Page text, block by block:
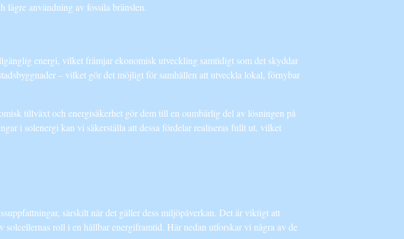
lägre användning av fossila bränslen.
energi, vilket främjar ekonomisk utveckling samtidigt som det skyddar
– vilket gör det möjligt för samhällen att utveckla lokal, förnybar
tillväxt och energisäkerhet gör dem till en oumbärlig del av lösningen på
i solenergi kan vi säkerställa att dessa fördelar realiseras fullt ut, vilket
särskilt när det gäller dess miljöpåverkan. Det är viktigt att
roll i en hållbar energiframtid. Här nedan utforskar vi några av de